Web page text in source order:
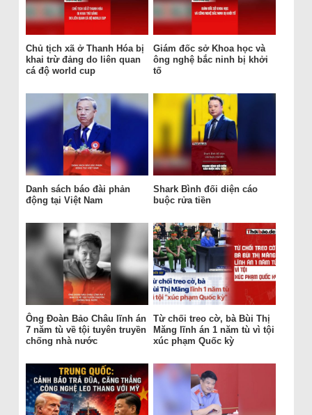
Chủ tịch xã ở Thanh Hóa bị
khai trừ đảng do liên quan
cá độ world cup
Giám đốc sở Khoa học và
ông nghệ bắc ninh bị khởi
tố
Danh sách báo đài phản
động tại Việt Nam
Shark Bình đối diện cáo
buộc rửa tiền
Ông Đoàn Bảo Châu lĩnh án
7 năm tù về tội tuyên truyền
chống nhà nước
Từ chối treo cờ, bà Bùi Thị
Măng lĩnh án 1 năm tù vì tội
xúc phạm Quốc kỳ